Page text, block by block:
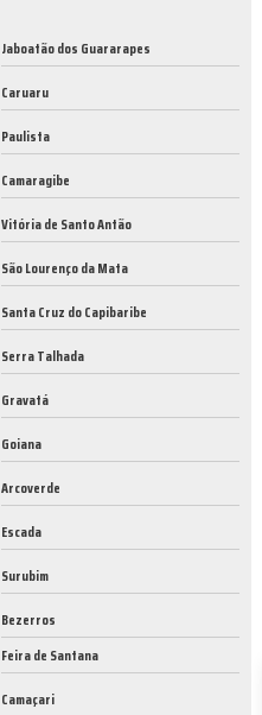
Jaboatão dos Guararapes
Caruaru
Paulista
Camaragibe
Vitória de Santo Antão
São Lourenço da Mata
Santa Cruz do Capibaribe
Serra Talhada
Gravatá
Goiana
Arcoverde
Escada
Surubim
Bezerros
Feira de Santana
Camaçari